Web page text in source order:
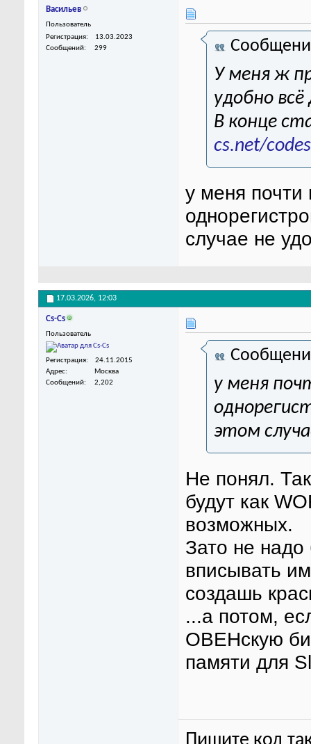
Васильев
Пользователь
Регистрация
13.03.2023
Сообщений
299
У меня ж
удобно
В конце
cs.net/
у меня почти
случае не
17.03.2026, 12:03
Cs-Cs
Пользователь
Регистрация
24.11.2015
Адрес
Москва
Сообщений
2,202
у меня
этом
Не понял.
будут как
возможных.
Зато не
вписывать
создашь
...а потом,
ОВЕНскую
памяти для